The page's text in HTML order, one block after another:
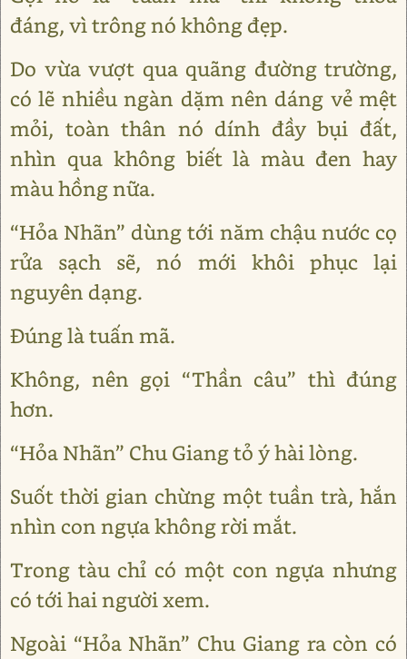
đáng, vì trông nó không đẹp.
Do vừa vượt qua quãng đường trường,
có lẽ nhiều ngàn dặm nên dáng vẻ mệt
mỏi, toàn thân nó dính đầy bụi đất,
nhìn qua không biết là màu đen hay
màu hồng nữa.
“Hỏa Nhãn” dùng tới năm chậu nước cọ
rửa sạch sẽ, nó mới khôi phục lại
nguyên dạng.
Đúng là tuấn mã.
Không, nên gọi “Thần câu” thì đúng
hơn.
“Hỏa Nhãn” Chu Giang tỏ ý hài lòng.
Suốt thời gian chừng một tuần trà, hắn
nhìn con ngựa không rời mắt.
Trong tàu chỉ có một con ngựa nhưng
có tới hai người xem.
Ngoài “Hỏa Nhãn” Chu Giang ra còn có